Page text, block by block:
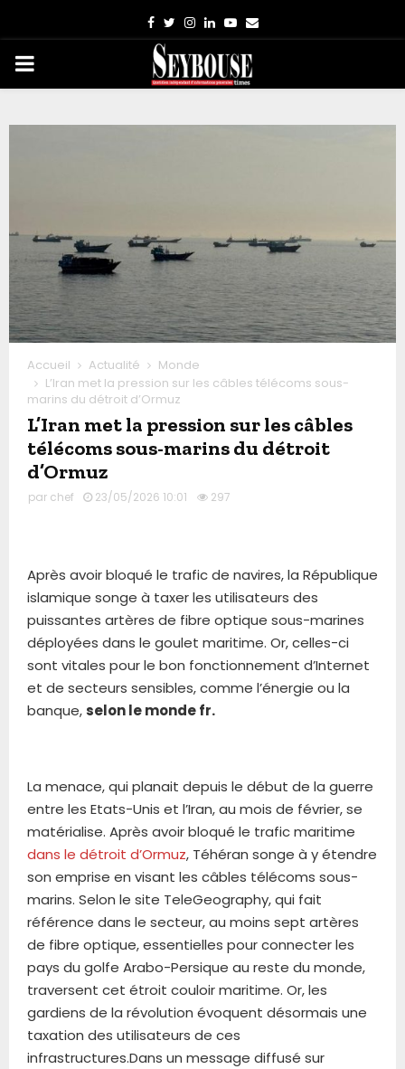
Facebook
TwitterInstagram
LinkedinYoutube
Email
PRIMARY
Accueil Actualité
Monde
L’Iran met la pression sur les câbles télécoms sous-
marins du détroit d’Ormuz
L’Iran met la pression sur les câbles
télécoms sous-marins du détroit
d’Ormuz
par chef 23/05/2026 10:01 297
Après avoir bloqué le trafic de navires, la République
islamique songe à taxer les utilisateurs des
puissantes artères de fibre optique sous-marines
déployées dans le goulet maritime. Or, celles-ci
sont vitales pour le bon fonctionnement d’Internet
et de secteurs sensibles, comme l’énergie ou la
banque,selon le monde fr.
La menace, qui planait depuis le début de la guerre
entre les Etats-Unis et l’Iran, au mois de février, se
matérialise. Après avoir bloqué le trafic maritime
dans le détroit d’Ormuz, Téhéran songe à y étendre
son emprise en visant les câbles télécoms sous-
marins. Selon le site TeleGeography, qui fait
référence dans le secteur, au moins sept artères
de fibre optique, essentielles pour connecter les
pays du golfe Arabo-Persique au reste du monde,
traversent cet étroit couloir maritime. Or, les
gardiens de la révolution évoquent désormais une
taxation des utilisateurs de ces
infrastructures.Dans un message diffusé sur